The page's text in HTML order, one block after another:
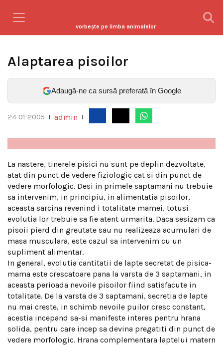
vorbeşte pe limba animalelor
Alaptarea pisoilor
Adaugă-ne ca sursă preferată în Google
24 01 2005 admin
La nastere, tinerele pisici nu sunt pe deplin dezvoltate,
atat din punct de vedere fiziologic cat si din punct de
vedere morfologic. Desi in primele saptamani nu trebuie
sa intervenim, in principiu, in alimentatia pisoilor,
aceasta sarcina revenind i totalitate mamei, totusi
evolutia lor trebuie sa fie atent urmarita. Daca sesizam ca
pisoii pierd din greutate sau nu realizeaza acumulari de
masa musculara, este cazul sa intervenim cu un
supliment alimentar.
In general, evolutia cantitatii de lapte secretat de pisica-
mama este crescatoare pana la varsta de 3 saptamani, in
aceasta perioada nevoile pisoilor fiind satisfacute in
totalitate. De la varsta de 3 saptamani, secretia de lapte
nu mai creste, in schimb nevoile puilor cresc constant,
acestia incepand sa-si manifeste interes pentru hrana
solida, pentru care incep sa devina pregatiti din punct de
vedere morfologic. Hrana complementara laptelui matern